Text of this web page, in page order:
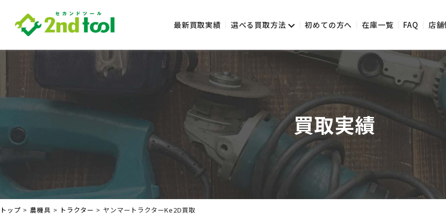
最新買取実績 選べる買取方法 初めての方へ 在庫一覧 FAQ 店
買取実績
トップ 農機具 トラクター ヤンマートラクターKe2D買取